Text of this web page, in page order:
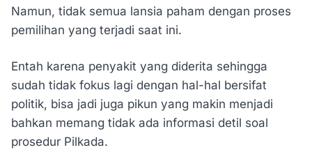
Namun, tidak semua lansia paham dengan proses
pemilihan yang terjadi saat ini.
Entah karena penyakit yang diderita sehingga
sudah tidak fokus lagi dengan hal-hal bersifat
politik, bisa jadi juga pikun yang makin menjadi
bahkan memang tidak ada informasi detil soal
prosedur Pilkada.